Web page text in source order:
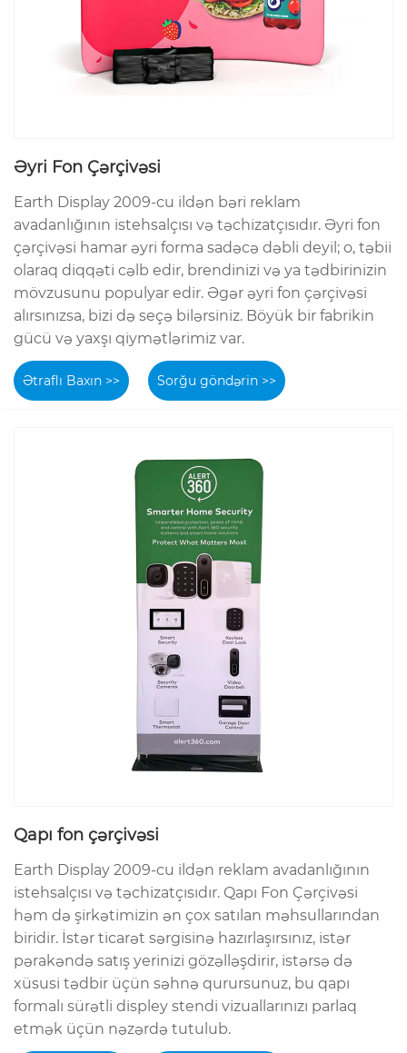
Əyri Fon Çərçivəsi
Earth Display 2009-cu ildən bəri reklam
avadanlığının istehsalçısı və təchizatçısıdır. Əyri fon
çərçivəsi hamar əyri forma sadəcə dəbli deyil; o, təbii
olaraq diqqəti cəlb edir, brendinizi və ya tədbirinizin
mövzusunu populyar edir. Əgər əyri fon çərçivəsi
alırsınızsa, bizi də seçə bilərsiniz. Böyük bir fabrikin
gücü və yaxşı qiymətlərimiz var.
Ətraflı Baxın >> Sorğu göndərin >>
Qapı fon çərçivəsi
Earth Display 2009-cu ildən reklam avadanlığının
istehsalçısı və təchizatçısıdır. Qapı Fon Çərçivəsi
həm də şirkətimizin ən çox satılan məhsullarından
biridir. İstər ticarət sərgisinə hazırlaşırsınız, istər
pərakəndə satış yerinizi gözəlləşdirir, istərsə də
xüsusi tədbir üçün səhnə qurursunuz, bu qapı
formalı sürətli displey stendi vizuallarınızı parlaq
etmək üçün nəzərdə tutulub.